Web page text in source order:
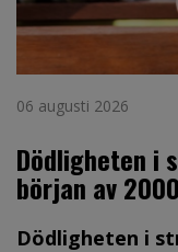
06 augusti 2026
Dödligheten i
början av
Dödligheten i